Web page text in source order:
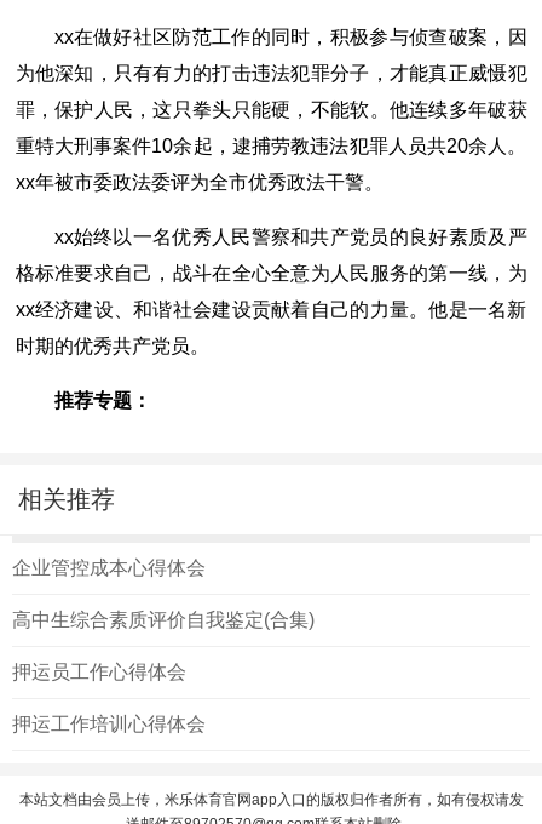
xx在做好社区防范工作的同时，积极参与侦查破案，因
为他深知，只有有力的打击违法犯罪分子，才能真正威慑犯
罪，保护人民，这只拳头只能硬，不能软。他连续多年破获
重特大刑事案件10余起，逮捕劳教违法犯罪人员共20余人。
xx年被市委政法委评为全市优秀政法干警。
xx始终以一名优秀人民警察和共产党员的良好素质及严
格标准要求自己，战斗在全心全意为人民服务的第一线，为
xx经济建设、和谐社会建设贡献着自己的力量。他是一名新
时期的优秀共产党员。
推荐专题：
相关推荐
企业管控成本心得体会
高中生综合素质评价自我鉴定(合集)
押运员工作心得体会
押运工作培训心得体会
本站文档由会员上传，米乐体育官网app入口的版权归作者所有，如有侵权请发